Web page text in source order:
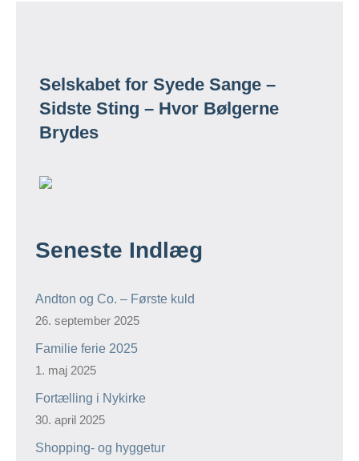
Selskabet for Syede Sange –
Sidste Sting – Hvor Bølgerne
Brydes
Seneste Indlæg
Andton og Co. – Første kuld
26. september 2025
Familie ferie 2025
1. maj 2025
Fortælling i Nykirke
30. april 2025
Shopping- og hyggetur